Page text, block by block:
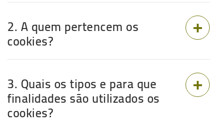
2. A quem pertencem os
cookies?
3. Quais os tipos e para que
finalidades são utilizados os
cookies?